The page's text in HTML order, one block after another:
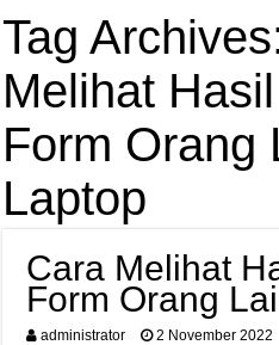
Tag
Melihat
Form Orang
Laptop
Cara Melihat
Form Orang
administrator 2 November 2022